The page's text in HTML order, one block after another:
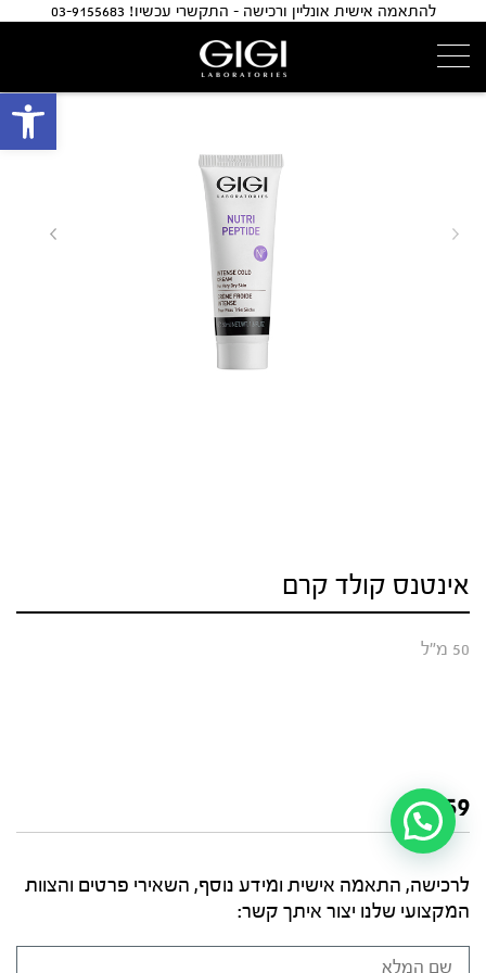
להתאמה אישית אונליין ורכישה - התקשרי עכשיו! 03-9155683
אינטנס קולד קרם
50 מ"ל
₪259
לרכישה, התאמה אישית ומידע נוסף, השאירי פרטים והצוות
המקצועי שלנו יצור איתך קשר: